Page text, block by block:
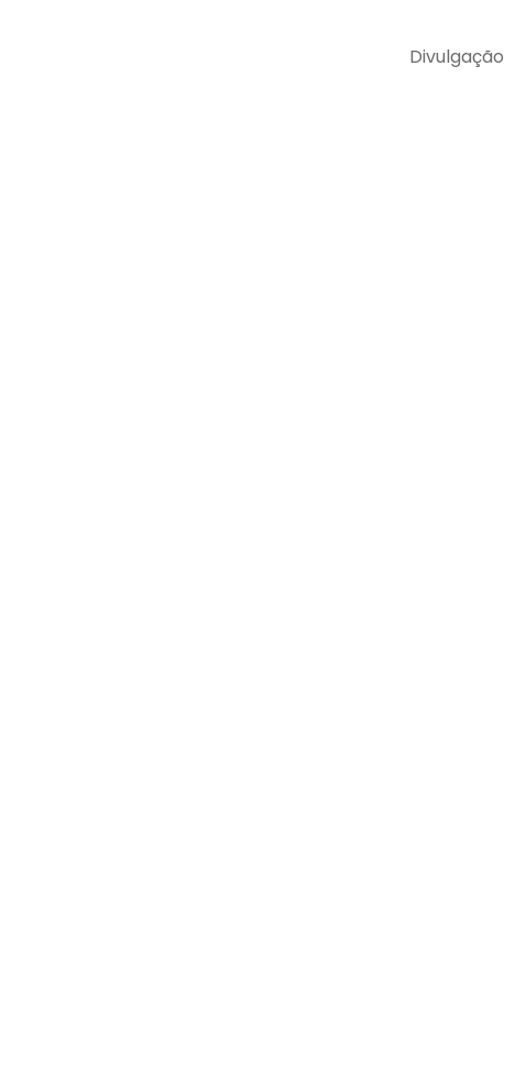
Divulgação